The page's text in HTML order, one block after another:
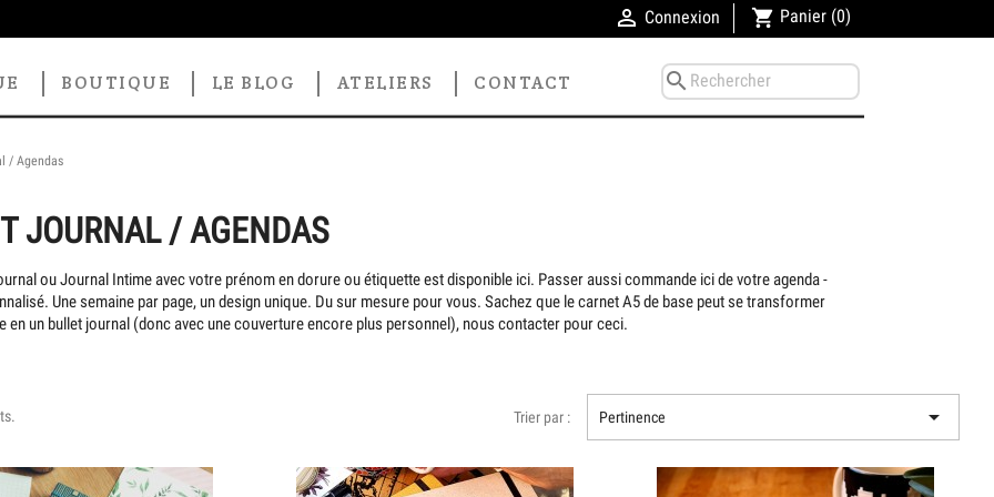
 Connexion shopping_cart Panier (0)
BOUTIQUE LE BLOG ATELIERS CONTACT search
/ Agendas
JOURNAL / AGENDAS
ou Journal Intime avec votre prénom en dorure ou étiquette est disponible ici. Passer aussi commande ici de votre agenda -
Une semaine par page, un design unique. Du sur mesure pour vous. Sachez que le carnet A5 de base peut se transformer
en un bullet journal (donc avec une couverture encore plus personnel), nous contacter pour ceci.
Trier par : Pertinence 